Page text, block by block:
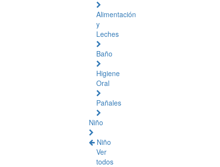
Alimentación
y
Leches
Baño
Higiene
Oral
Pañales
Niño
Niño
Ver
todos